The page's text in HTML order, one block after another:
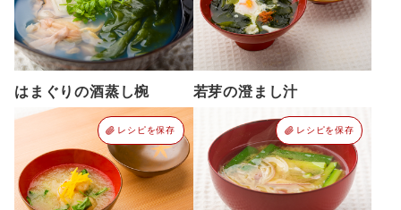
はまぐりの酒蒸し椀 若芽の澄まし汁
レシピを保存 レシピを保存